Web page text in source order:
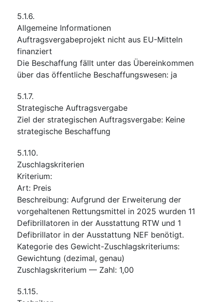
5.1.6.
Allgemeine Informationen
Auftragsvergabeprojekt nicht aus EU-Mitteln
finanziert
Die Beschaffung fällt unter das Übereinkommen
über das öffentliche Beschaffungswesen: ja
5.1.7.
Strategische Auftragsvergabe
Ziel der strategischen Auftragsvergabe: Keine
strategische Beschaffung
5.1.10.
Zuschlagskriterien
Kriterium:
Art: Preis
Beschreibung: Aufgrund der Erweiterung der
vorgehaltenen Rettungsmittel in 2025 wurden 11
Defibrillatoren in der Ausstattung RTW und 1
Defibrillator in der Ausstattung NEF benötigt.
Kategorie des Gewicht-Zuschlagskriteriums:
Gewichtung (dezimal, genau)
Zuschlagskriterium — Zahl: 1,00
5.1.15.